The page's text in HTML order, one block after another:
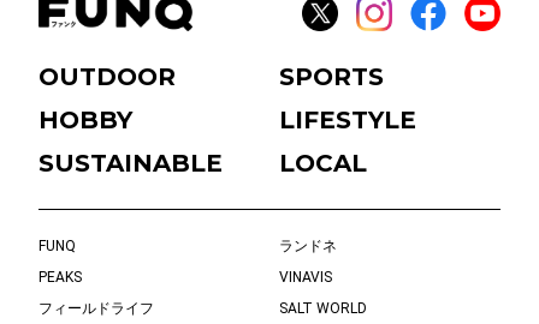
OUTDOOR
SPORTS
HOBBY
LIFESTYLE
SUSTAINABLE
LOCAL
FUNQ
ランドネ
PEAKS
VINAVIS
フィールドライフ
SALT WORLD